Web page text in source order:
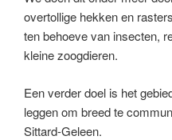
overtollige hekken en
ten behoeve van insecten,
kleine zoogdieren.
Een verder doel is het
leggen om breed te
Sittard-Geleen.